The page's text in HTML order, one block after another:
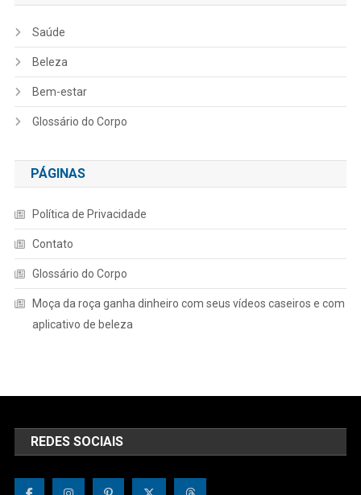
Saúde
Beleza
Bem-estar
Glossário do Corpo
PÁGINAS
Política de Privacidade
Contato
Glossário do Corpo
Moça da roça ganha dinheiro com seus vídeos caseiros e com
aplicativo de beleza
REDES SOCIAIS